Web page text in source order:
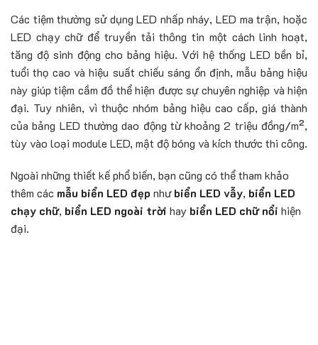
Các tiệm thường sử dụng LED nhấp nháy, LED ma trận, hoặc
LED chạy chữ để truyền tải thông tin một cách linh hoạt,
tăng độ sinh động cho bảng hiệu. Với hệ thống LED bền bỉ,
tuổi thọ cao và hiệu suất chiếu sáng ổn định, mẫu bảng hiệu
này giúp tiệm cầm đồ thể hiện được sự chuyên nghiệp và hiện
đại. Tuy nhiên, vì thuộc nhóm bảng hiệu cao cấp, giá thành
của bảng LED thường dao động từ khoảng 2 triệu đồng/m²,
tùy vào loại module LED, mật độ bóng và kích thước thi công.
Ngoài những thiết kế phổ biến, bạn cũng có thể tham khảo
thêm các mẫu biển LED đẹp nhưbiển LED vẫy, biển LED
chạy chữ, biển LED ngoài trời hay biển LED chữ nổi hiện
đại.